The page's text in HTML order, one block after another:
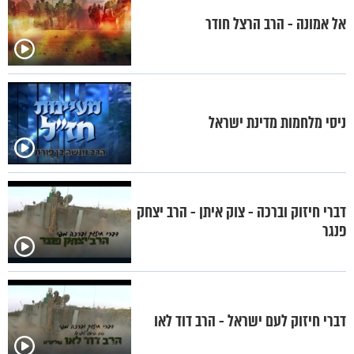
אל אמונה - הרב הרצל חודר
ניסי מלחמות מדינת ישראל
דברי חיזוק וברכה - צוק איתן - הרב יצחק
פנגר
דברי חיזוק לעם ישראל - הרב דוד לאו